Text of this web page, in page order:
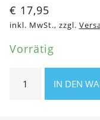
€ 17,95
inkl. MwSt., zzgl.
Vorrätig
Becher
IN DEN